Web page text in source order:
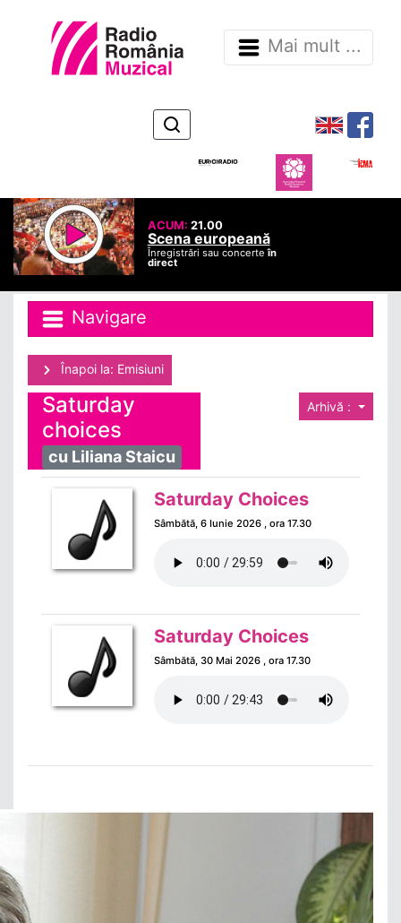
Mai mult ...
ACUM: 21.00
Scena europeană
Înregistrări sau concerteîn
direct
Navigare
Înapoi la: Emisiuni
Arhivă :
Saturday
choices
cu Liliana Staicu
Saturday Choices
Sâmbătă, 6 Iunie 2026 , ora 17.30
Saturday Choices
Sâmbătă, 30 Mai 2026 , ora 17.30